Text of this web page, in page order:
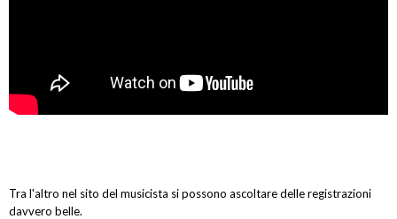
Tra l'altro nel sito del musicista si possono ascoltare delle registrazioni
davvero belle.